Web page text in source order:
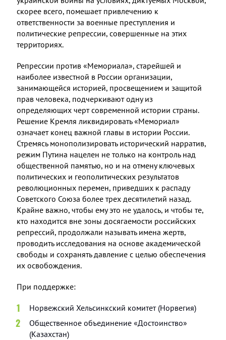
скорее всего, помешает привлечению к
ответственности за военные преступления и
политические репрессии, совершенные на этих
территориях.
Репрессии против «Мемориала», старейшей и
наиболее известной в России организации,
занимающейся историей, просвещением и защитой
прав человека, подчеркивают одну из
определяющих черт современной истории страны.
Решение Кремля ликвидировать «Мемориал»
означает конец важной главы в истории России.
Стремясь монополизировать исторический нарратив,
режим Путина нацелен не только на контроль над
общественной памятью, но и на отмену ключевых
политических и геополитических результатов
революционных перемен, приведших к распаду
Советского Союза более трех десятилетий назад.
Крайне важно, чтобы ему это не удалось, и чтобы те,
кто находится вне зоны досягаемости российских
репрессий, продолжали называть имена жертв,
проводить исследования на основе академической
свободы и сохранять давление с целью обеспечения
их освобождения.
При поддержке:
Норвежский Хельсинкский комитет (Норвегия)
Общественное объединение «Достоинство»
(Казахстан)